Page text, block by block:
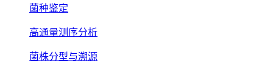
菌种鉴定
高通量测序分析
菌株分型与溯源